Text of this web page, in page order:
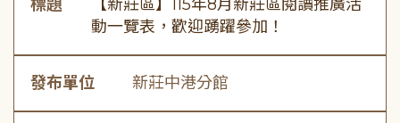
標題
【新莊區】115年8月新莊區閱讀推廣活
動一覽表，歡迎踴躍參加！
發布單位 新莊中港分館